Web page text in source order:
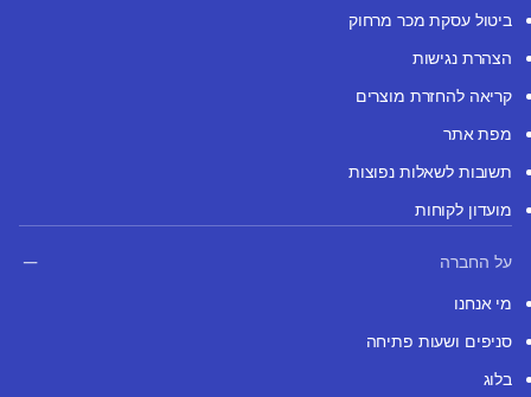
ביטול עסקת מכר מרחוק
הצהרת נגישות
קריאה להחזרת מוצרים
מפת אתר
תשובות לשאלות נפוצות
מועדון לקוחות
על החברה
מי אנחנו
סניפים ושעות פתיחה
בלוג